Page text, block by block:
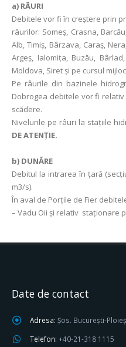
a) RÂURI
Debitele vor fi în creștere prin
râurilor: Someș, Crasna,
Alb, Timiș, Bârzava, Caraș,
Argeș, Ialomița, Buzău,
Moldova, Siret și pe cursul
Pe râurile din bazinele
Dobrogea debitele vor fi
scădere.
Nivelurile pe râuri la staţiile
DE ATENŢIE.
b) DUNĂRE
Debitul la intrarea în ţară
m3/s).
În aval de Porţile de Fier
– Vadu Oii şi relativ staționare
Date de contact
Adresa: Șos. București-
Telefon: +40-21-318 1115